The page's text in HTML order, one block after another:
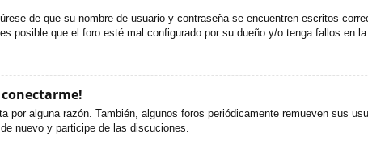
de que su nombre de usuario y contraseña se encuentren escritos
posible que el foro esté mal configurado por su dueño y/o tenga fallos en
por alguna razón. También, algunos foros periódicamente remueven sus
nuevo y participe de las discuciones.